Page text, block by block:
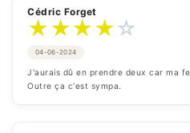
Cédric Forget
★★★★☆
04-06-2024
J'aurais dû en prendre deux car ma
Outre ça c'est sympa.